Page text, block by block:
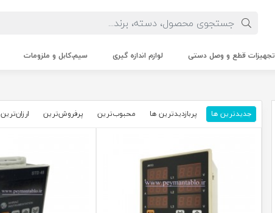
تجهیزات قطع و وصل دستی لوازم اندازه گیری سیم،کابل و ملزومات
جدیدترین ها پربازدیدترین ها محبوب‌‌ترین پرفروش‌ترین ارزان‌ترین